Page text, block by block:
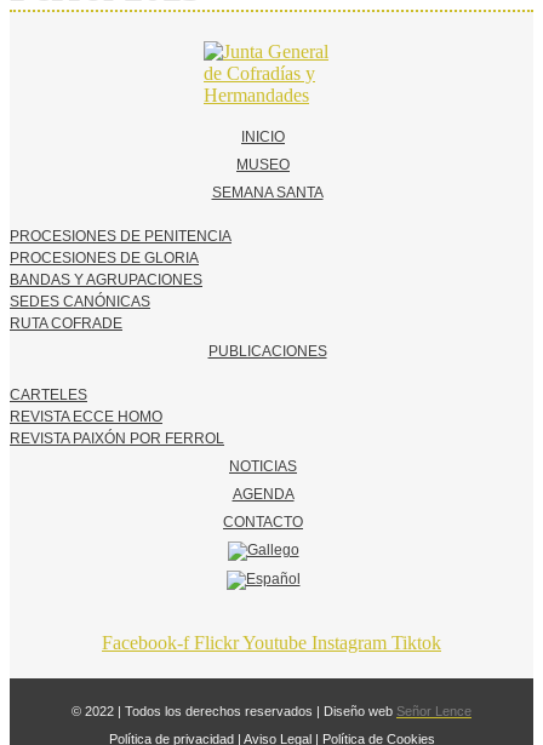
INICIO
MUSEO
SEMANA SANTA
PROCESIONES DE PENITENCIA
PROCESIONES DE GLORIA
BANDAS Y AGRUPACIONES
SEDES CANÓNICAS
RUTA COFRADE
PUBLICACIONES
CARTELES
REVISTA ECCE HOMO
REVISTA PAIXÓN POR FERROL
NOTICIAS
AGENDA
CONTACTO
Facebook-f FlickrYoutube Instagram Tiktok
© 2022 | Todos los derechos reservados | Diseño web Señor Lence
Política de privacidad| Aviso Legal| Política de Cookies